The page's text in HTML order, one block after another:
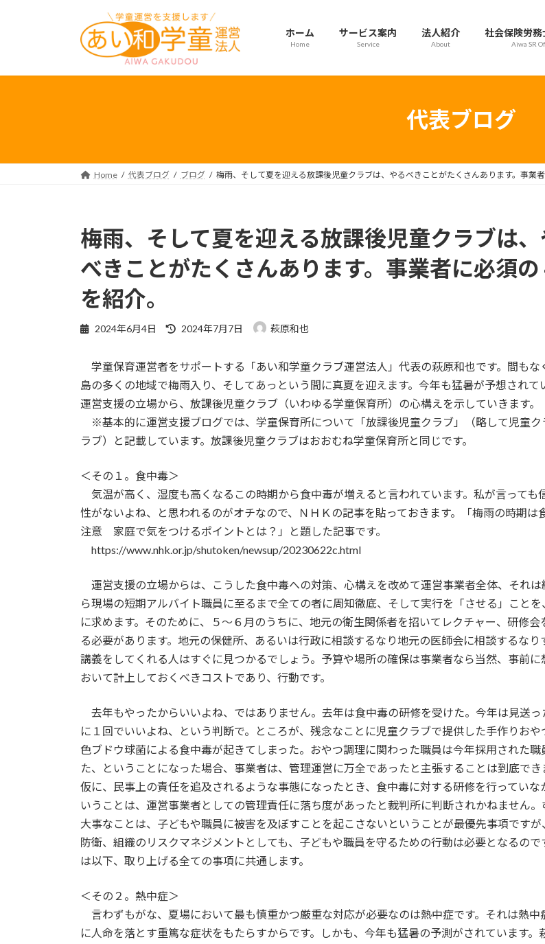
ツ
シ
ホーム
Home
サービス案内
Service
法人紹介
About
社会保険労務
Aiwa SR
代表ブログ
Home 代表ブログ ブログ 梅雨、そして夏を迎える放課後児童クラブは、やるべきことがたくさんあります。事業者
梅雨、そして夏を迎える放課後児童クラブは、
べきことがたくさんあります。事業者に必須の
を紹介。
2024年6月4日
最
新
日
:
2024年7月7日 萩原和也
学童保育運営者をサポートする「あい和学童クラブ運営法人」代表の萩原和也です。間もな
島の多くの地域で梅雨入り、そしてあっという間に真夏を迎えます。今年も猛暑が予想されて
運営支援の立場から、放課後児童クラブ（いわゆる学童保育所）の心構えを示していきます。
※基本的に運営支援ブログでは、学童保育所について「放課後児童クラブ」（略して児童ク
ラブ）と記載しています。放課後児童クラブはおおむね学童保育所と同じです。
＜その１。食中毒＞
気温が高く、湿度も高くなるこの時期から食中毒が増えると言われています。私が言っても
性がないよね、と思われるのがオチなので、ＮＨＫの記事を貼っておきます。「梅雨の時期は
注意 家庭で気をつけるポイントとは？」と題した記事です。
https://www.nhk.or.jp/shutoken/newsup/20230622c.html
運営支援の立場からは、こうした食中毒への対策、心構えを改めて運営事業者全体、それは
ら現場の短期アルバイト職員に至るまで全ての者に周知徹底、そして実行を「させる」ことを
に求めます。そのために、５～６月のうちに、地元の衛生関係者を招いてレクチャー、研修会
る必要があります。地元の保健所、あるいは行政に相談するなり地元の医師会に相談するなり
講義をしてくれる人はすぐに見つかるでしょう。予算や場所の確保は事業者なら当然、事前に
おいて計上しておくべきコストであり、行動です。
去年もやったからいいよね、ではありません。去年は食中毒の研修を受けた。今年は見送っ
に１回でいいよね、という判断で。ところが、残念なことに児童クラブで提供した手作りおや
色ブドウ球菌による食中毒が起きてしまった。おやつ調理に関わった職員は今年採用された職
た、ということになった場合、事業者は、管理運営に万全であったと主張することは到底でき
仮に、民事上の責任を追及されるような事態になったとき、食中毒に対する研修を行っていな
いうことは、運営事業者としての管理責任に落ち度があったと裁判所に判断されかねません。
大事なことは、子どもや職員に被害を及ぼすことを起こさないということが最優先事項ですが
防衛、組織のリスクマネジメントとしても、子どもや職員を守るための行動は必要となるので
は以下、取り上げる全ての事項に共通します。
＜その２。熱中症＞
言わずもがな、夏場において最も慎重かつ厳重な対応が必要なのは熱中症です。それは熱中
に人命を落とす重篤な症状をもたらすからです。しかも、今年も猛暑の予測がされています。